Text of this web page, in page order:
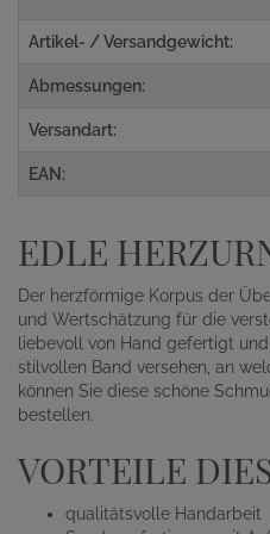
Artikel- / Versandgewicht:
Abmessungen:
Versandart:
EAN:
EDLE
Der herzförmige Korpus der
und Wertschätzung für die
liebevoll von Hand gefertigt
stilvollen Band versehen, an
können Sie diese schöne
bestellen.
VORTEILE
qualitätsvolle Handarbeit